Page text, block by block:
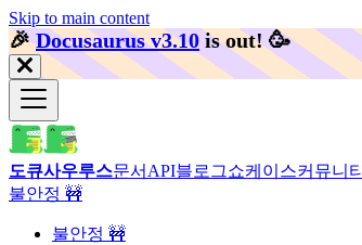
Skip to main content
🎉️Docusaurus v3.10 is out! 🥳️
도큐사우루스문서 API블로그쇼케이스커뮤니티
불안정 🚧
불안정 🚧